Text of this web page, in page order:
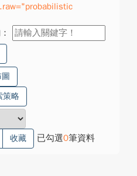
策略
收藏 已勾選0筆資料